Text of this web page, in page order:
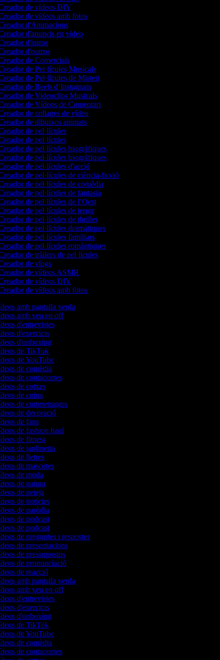
de vídeos DIY
de vídeos amb fotos
d'Animacions
d'anuncis en vídeo
d'intros
d'outros
de Comercials
de Pel·lícules Musicals
de Pel·lícules de Misteri
de Reels d’Instagram
de Videoclips Musicals
de Vídeos de Comentari
de collages de vídeo
de dibuixos animats
de pel·lícules
de pel·lícules
de pel·lícules biogràfiques
de pel·lícules biogràfiques
de pel·lícules d'acció
de pel·lícules de ciència-ficció
de pel·lícules de comèdia
de pel·lícules de fantasia
de pel·lícules de l’Oest
de pel·lícules de terror
de pel·lícules de thriller
de pel·lícules dramàtiques
de pel·lícules familiars
de pel·lícules romàntiques
de tràilers de pel·lícules
de vlogs
de vídeos ASMR
de vídeos DIY
de vídeos amb fotos
amb pantalla verda
amb veu en off
d'entrevistes
d'exercicis
d'unboxing
de TikTok
de YouTube
de comèdia
de contacontes
de cotxes
de cuina
de curtmetratges
de decoració
de fans
de fashion haul
de fitness
de jardineria
de lletres
de mascotes
de moda
de natura
de neteja
de notícies
de paròdia
de podcast
de podcast
de preguntes i respostes
de presentacions
de pressupostos
de pronunciació
de reacció
amb pantalla verda
amb veu en off
d'entrevistes
d'exercicis
d'unboxing
de TikTok
de YouTube
de comèdia
de contacontes